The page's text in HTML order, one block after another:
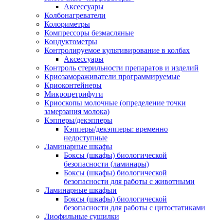
Аксессуары
Колбонагреватели
Колориметры
Компрессоры безмасляные
Кондуктометры
Контролируемое культивирование в колбах
Аксессуары
Контроль стерильности препаратов и изделий
Криозамораживатели программируемые
Криоконтейнеры
Микроцетрифуги
Криоскопы молочные (определение точки
замерзания молока)
Кэпперы/декэпперы
Кэпперы/декэпперы: временно
недоступные
Ламинарные шкафы
Боксы (шкафы) биологической
безопасности (ламинары)
Боксы (шкафы) биологической
безопасности для работы с животными
Ламинарные шкафыи
Боксы (шкафы) биологической
безопасности для работы с цитостатиками
Лиофильные сушилки